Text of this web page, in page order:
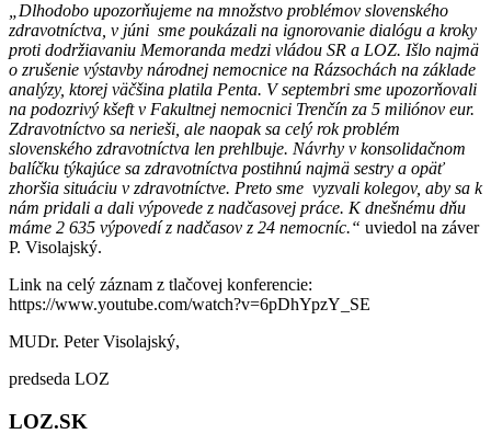
„Dlhodobo upozorňujeme na množstvo problémov slovenského
zdravotníctva, v júni sme poukázali na ignorovanie dialógu a kroky
proti dodržiavaniu Memoranda medzi vládou SR a LOZ. Išlo najmä
o zrušenie výstavby národnej nemocnice na Rázsochách na základe
analýzy, ktorej väčšina platila Penta. V septembri sme upozorňovali
na podozrivý kšeft v Fakultnej nemocnici Trenčín za 5 miliónov eur.
Zdravotníctvo sa nerieši, ale naopak sa celý rok problém
slovenského zdravotníctva len prehlbuje. Návrhy v konsolidačnom
balíčku týkajúce sa zdravotníctva postihnú najmä sestry a opäť
zhoršia situáciu v zdravotníctve. Preto sme vyzvali kolegov, aby sa k
nám pridali a dali výpovede z nadčasovej práce. K dnešnému dňu
máme 2 635 výpovedí z nadčasov z 24 nemocníc.“ uviedol na záver
P. Visolajský.
Link na celý záznam z tlačovej konferencie:
https://www.youtube.com/watch?v=6pDhYpzY_SE
MUDr. Peter Visolajský,
predseda LOZ
LOZ.SK